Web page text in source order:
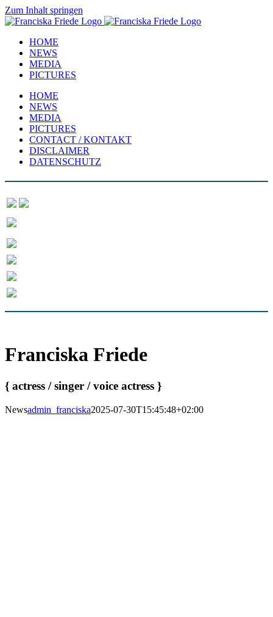
Zum Inhalt springen
HOME
NEWS
MEDIA
PICTURES
HOME
NEWS
MEDIA
PICTURES
CONTACT / KONTAKT
DISCLAIMER
DATENSCHUTZ
Franciska Friede
{ actress / singer / voice actress }
Newsadmin_franciska2025-07-30T15:45:48+02:00